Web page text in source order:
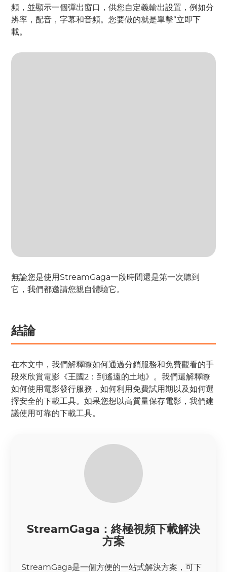
頻，並顯示一個彈出窗口，供您自定義輸出設置，例如分
辨率，配音，字幕和音頻。您要做的就是單擊“立即下
載。
無論您是使用StreamGaga一段時間還是第一次聽到
它，我們都邀請您親自體驗它。
結論
在本文中，我們解釋瞭如何通過分銷服務和免費觀看的手
段來欣賞電影《王國2：到遙遠的土地》。我們還解釋瞭
如何使用電影發行服務，如何利用免費試用期以及如何選
擇安全的下載工具。如果您想以高質量保存電影，我們建
議使用可靠的下載工具。
StreamGaga：終極視頻下載解決
方案
StreamGaga是一個方便的一站式解決方案，可下